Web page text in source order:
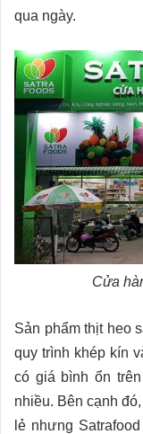
qua ngày.
Cửa
Sản phẩm thịt heo
quy trình khép kín
có giá bình ổn
nhiều. Bên cạnh
lẻ nhưng